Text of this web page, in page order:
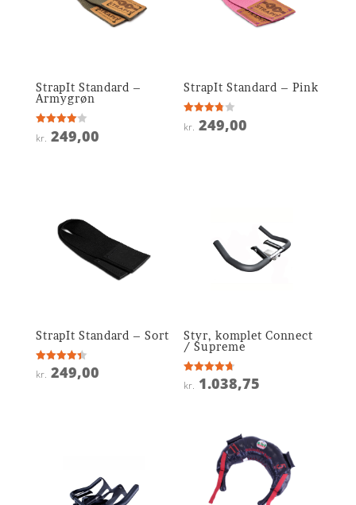
StrapIt Standard –
Armygrøn
Vurderet
4
kr. 249,00
StrapIt Standard – Pink
Vurderet
3.8
kr. 249,00
StrapIt Standard – Sort
Vurderet
4.4
kr. 249,00
Styr, komplet Connect
/ Supreme
Vurderet
4.7
kr. 1.038,75